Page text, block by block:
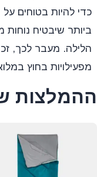
כדי להיות בטוחים
ביותר שיבטיח
הלילה. מעבר לכך,
מפעילויות בחוץ
ההמלצות